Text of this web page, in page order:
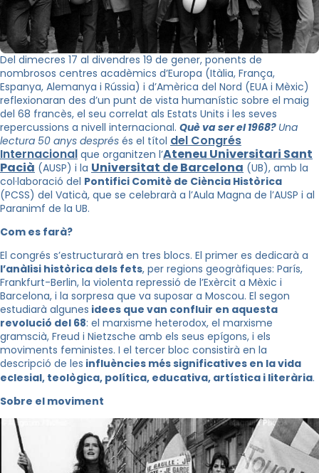
Del dimecres 17 al divendres 19 de gener, ponents de
nombrosos centres acadèmics d’Europa (Itàlia, França,
Espanya, Alemanya i Rússia) i d’Amèrica del Nord (EUA i Mèxic)
reflexionaran des d’un punt de vista humanístic sobre el maig
del 68 francès, el seu correlat als Estats Units i les seves
repercussions a nivell internacional. Què va ser el 1968? Una
lectura 50 anys després és el títol del Congrés
Internacional que organitzen l’Ateneu Universitari Sant
Pacià (AUSP) i la Universitat de Barcelona (UB), amb la
col·laboració del Pontifici Comitè de Ciència Històrica
(PCSS) del Vaticà, que se celebrarà a l’Aula Magna de l’AUSP i al
Paranimf de la UB.
Com es farà?
El congrés s’estructurarà en tres blocs. El primer es dedicarà a
l’anàlisi històrica dels fets, per regions geogràfiques: París,
Frankfurt-Berlin, la violenta repressió de l’Exèrcit a Mèxic i
Barcelona, ​​i la sorpresa que va suposar a Moscou. El segon
estudiarà algunes idees que van confluir en aquesta
revolució del 68: el marxisme heterodox, el marxisme
gramscià, Freud i Nietzsche amb els seus epígons, i els
moviments feministes. I el tercer bloc consistirà en la
descripció de les influències més significatives en la vida
eclesial, teològica, política, educativa, artística i literària.
Sobre el moviment